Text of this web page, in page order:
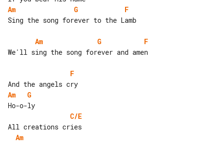
Am
G
F
Sing the song forever to the Lamb
Am G
F
We'll sing the song forever and amen
F
Am
G
C/E
Am